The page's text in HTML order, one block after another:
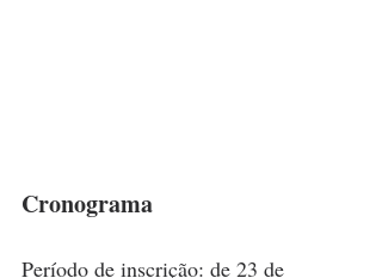
Cronograma
Período de inscrição: de 23 de